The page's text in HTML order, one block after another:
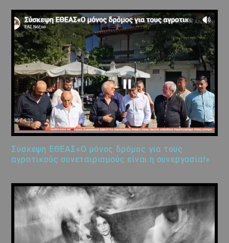
Σύσκεψη ΕΘΕΑΣ«Ο μόνος δρόμος για τους
αγροτικούς συνεταιρισμούς είναι η συνεργασία!»